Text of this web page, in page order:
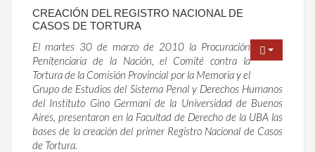
CREACIÓN DEL REGISTRO NACIONAL DE
CASOS DE TORTURA
El martes 30 de marzo de 2010 la Procuración
Penitenciaria de la Nación, el Comité contra la
Tortura de la Comisión Provincial por la Memoria y el
Grupo de Estudios del Sistema Penal y Derechos Humanos
del Instituto Gino Germani de la Universidad de Buenos
Aires, presentaron en la Facultad de Derecho de la UBA las
bases de la creación del primer Registro Nacional de Casos
de Tortura.